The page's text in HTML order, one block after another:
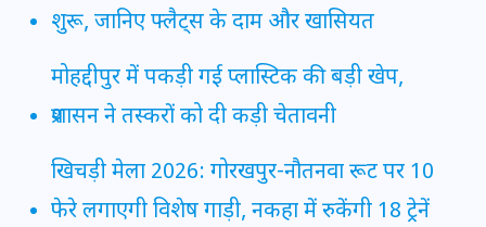
शुरू, जानिए फ्लैट्स के दाम और खासियत
मोहद्दीपुर में पकड़ी गई प्लास्टिक की बड़ी खेप,
प्रशासन ने तस्करों को दी कड़ी चेतावनी
खिचड़ी मेला 2026: गोरखपुर-नौतनवा रूट पर 10
फेरे लगाएगी विशेष गाड़ी, नकहा में रुकेंगी 18 ट्रेनें